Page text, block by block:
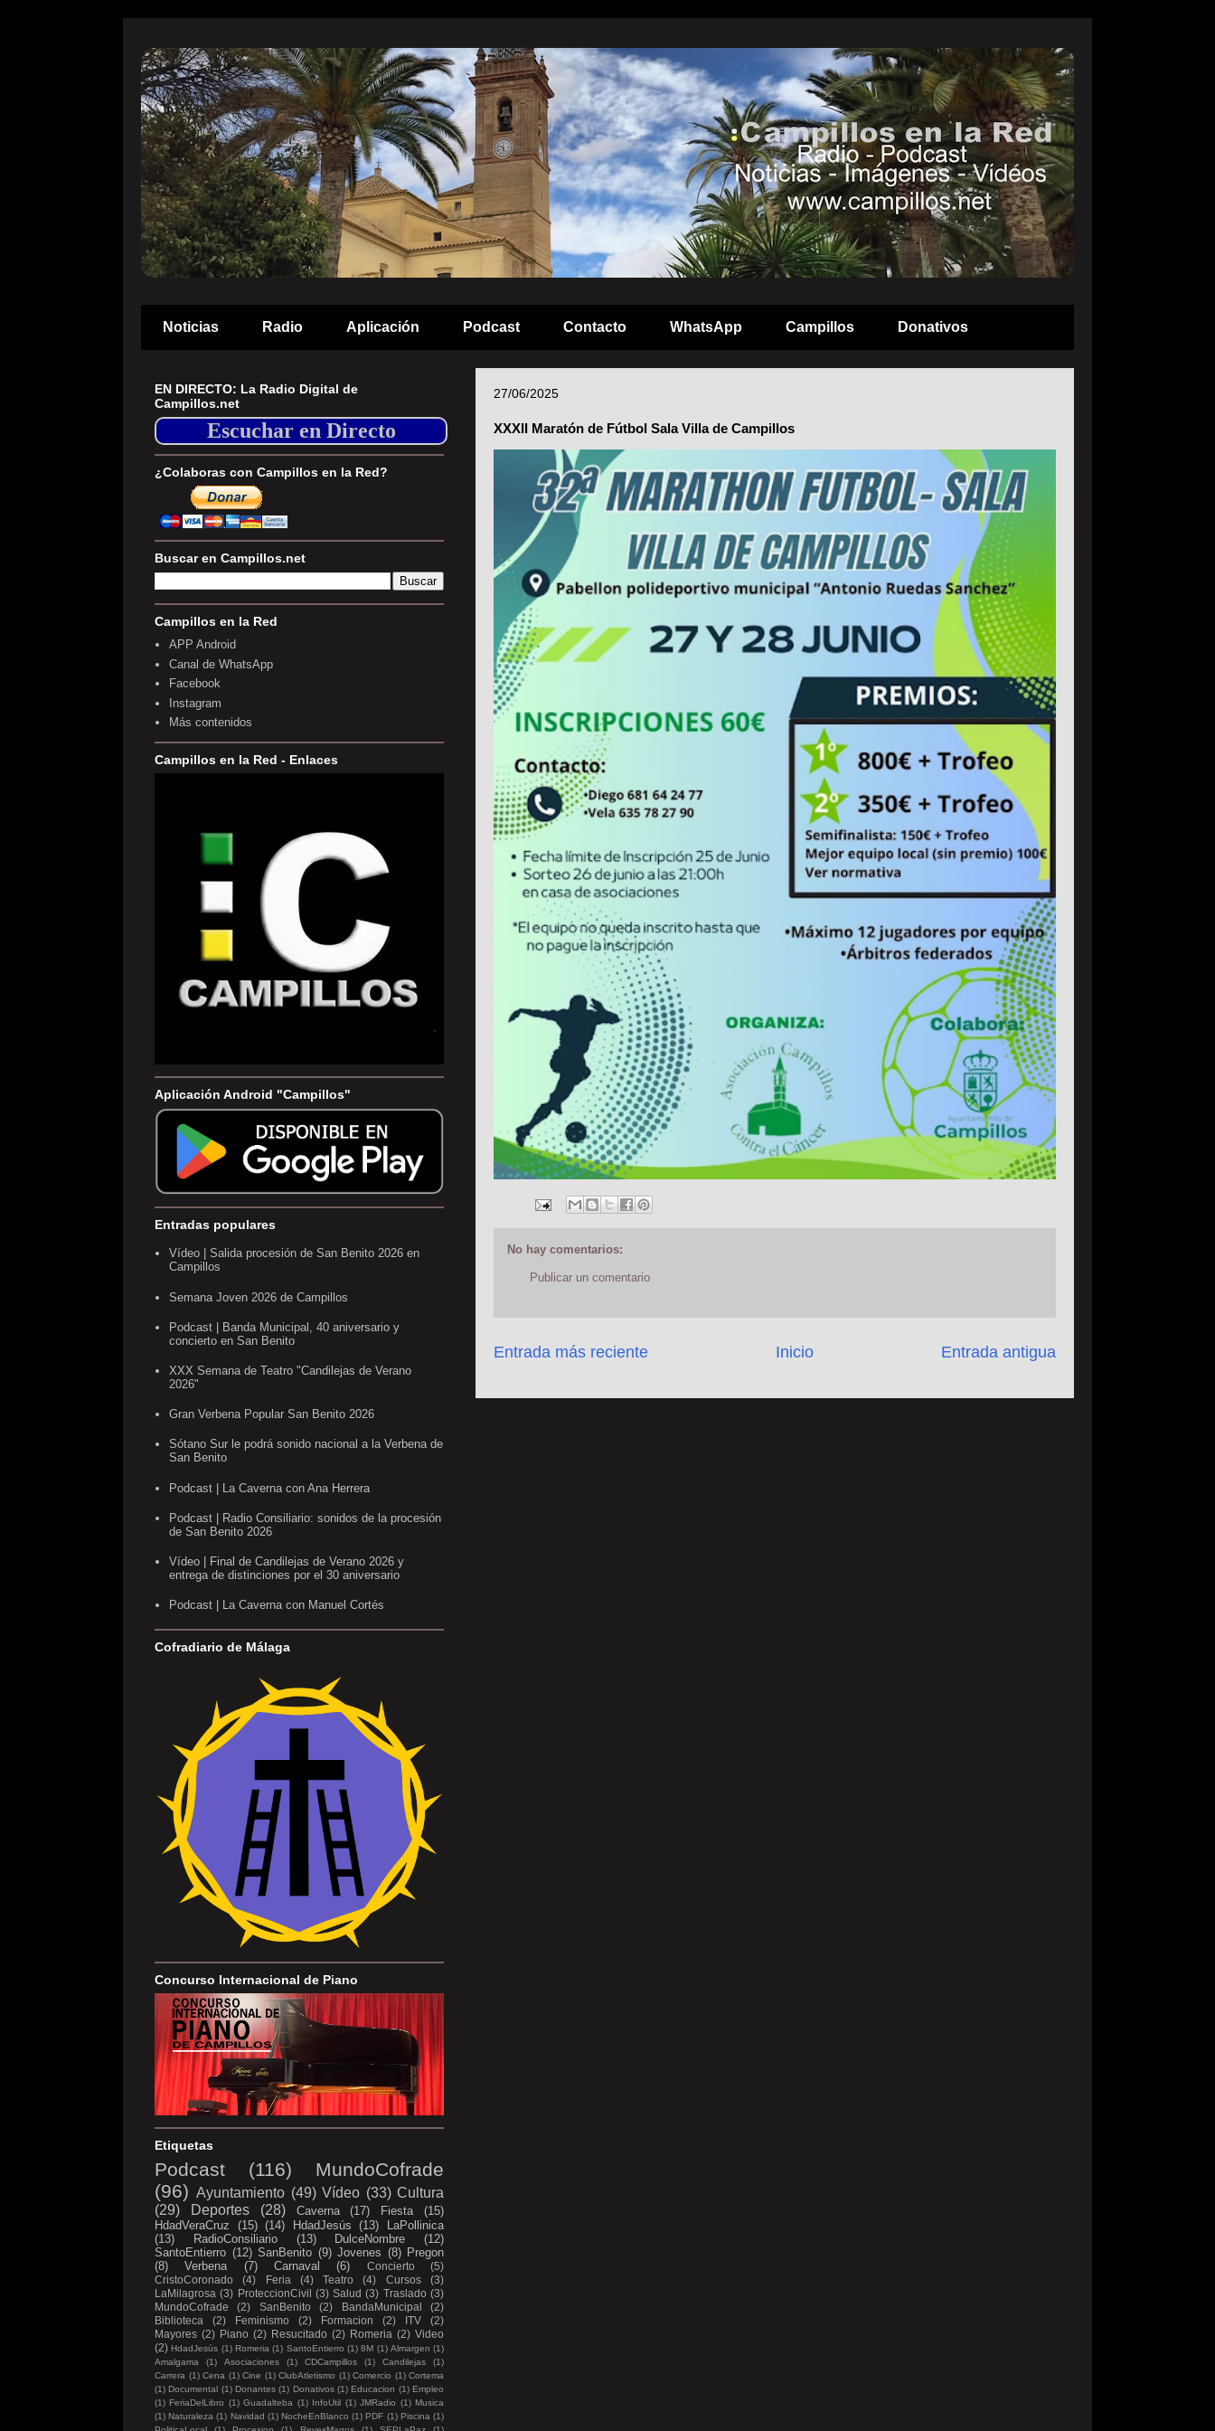
Noticias Radio Aplicación Podcast Contacto WhatsApp Campillos Donativos
27/06/2025
XXXII Maratón de Fútbol Sala Villa de Campillos
No hay comentarios:
Publicar un comentario
Entrada más reciente Entrada antigua
Inicio
EN DIRECTO: La Radio Digital de
Campillos.net
Escuchar en Directo
¿Colaboras con Campillos en la Red?
Buscar en Campillos.net
Campillos en la Red
APP Android
Canal de WhatsApp
Facebook
Instagram
Más contenidos
Campillos en la Red - Enlaces
Aplicación Android "Campillos"
Entradas populares
Vídeo | Salida procesión de San Benito 2026 en
Campillos
Semana Joven 2026 de Campillos
Podcast | Banda Municipal, 40 aniversario y
concierto en San Benito
XXX Semana de Teatro "Candilejas de Verano
2026"
Gran Verbena Popular San Benito 2026
Sótano Sur le podrá sonido nacional a la Verbena de
San Benito
Podcast | La Caverna con Ana Herrera
Podcast | Radio Consiliario: sonidos de la procesión
de San Benito 2026
Vídeo | Final de Candilejas de Verano 2026 y
entrega de distinciones por el 30 aniversario
Podcast | La Caverna con Manuel Cortés
Cofradiario de Málaga
Concurso Internacional de Piano
Etiquetas
Podcast (116)
MundoCofrade
(96) Ayuntamiento (49) Vídeo (33) Cultura
(29)
Deportes (28) Caverna (17) Fiesta
(15)
HdadVeraCruz
(15) (14) HdadJesús (13)
LaPollinica
(13)
RadioConsiliario (13) DulceNombre
(12)
SantoEntierro (12) SanBenito (9) Jovenes (8) Pregon
(8)
Verbena (7) Carnaval (6) Concierto
(5)
CristoCoronado
(4) Feria (4) Teatro (4) Cursos
(3)
LaMilagrosa (3) ProteccionCivil (3) Salud (3) Traslado (3)
MundoCofrade
(2) SanBenito (2) BandaMunicipal
(2)
Biblioteca
(2) Feminismo (2) Formacion (2) ITV
(2)
Mayores (2) Piano (2) Resucitado (2) Romeria (2) Video
(2) HdadJesús (1) Romeria (1) SantoEntierro (1) 8M (1) Almargen (1)
Amalgama
(1) Asociaciones (1) CDCampillos (1) Candilejas
(1)
Carrera (1) Cena (1) Cine (1) ClubAtletismo (1) Comercio (1) Cortema
(1) Documental (1) Donantes (1) Donativos (1) Educacion (1) Empleo
(1) FeriaDelLibro (1) Guadalteba (1) InfoUtil (1) JMRadio (1) Musica
(1) Naturaleza (1) Navidad (1) NocheEnBlanco (1) PDF (1) Piscina (1)